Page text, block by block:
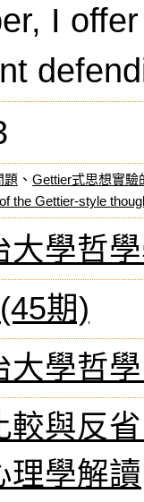
I
題 、 Gettier式思想實驗
the Gettier-style
大學哲
期)
大學哲
較與反
理學解讀